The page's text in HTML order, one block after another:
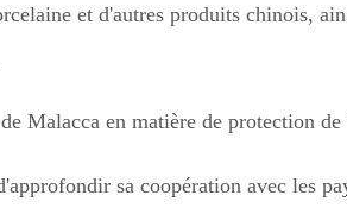
et d'autres produits chinois,
sa coopération avec les